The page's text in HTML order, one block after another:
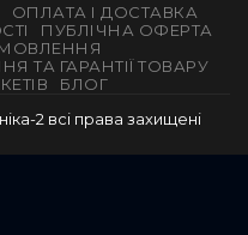
ОПЛАТА І ДОСТАВКА
ПУБЛІЧНА ОФЕРТА
ТА ГАРАНТІЇ ТОВАРУ
БЛОГ
2 всі права захищені